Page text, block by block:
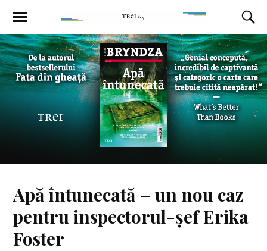
Apă întunecată – un nou caz
pentru inspectorul-șef Erika
Foster